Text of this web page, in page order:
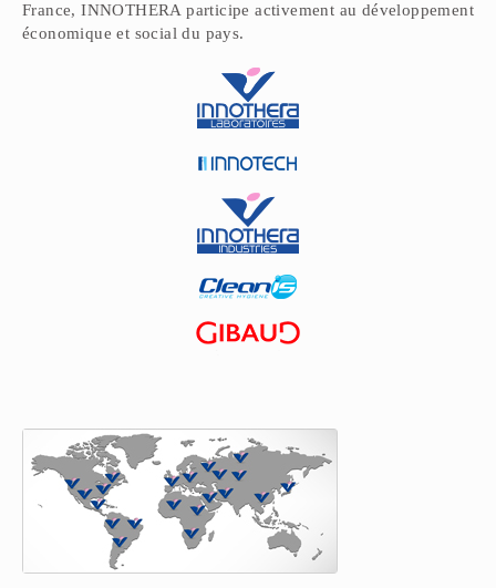
France, INNOTHERA participe activement au développement
économique et social du pays.